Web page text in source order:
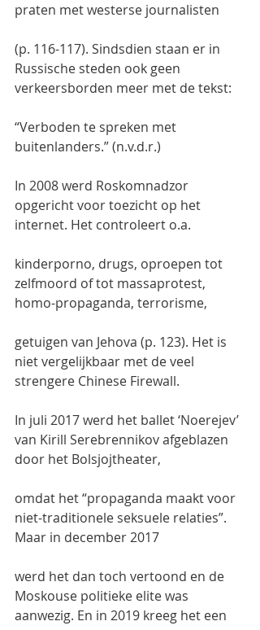
praten met westerse journalisten
(p. 116-117). Sindsdien staan er in
Russische steden ook geen
verkeersborden meer met de tekst:
“Verboden te spreken met
buitenlanders.” (n.v.d.r.)
In 2008 werd Roskomnadzor
opgericht voor toezicht op het
internet. Het controleert o.a.
kinderporno, drugs, oproepen tot
zelfmoord of tot massaprotest,
homo-propaganda, terrorisme,
getuigen van Jehova (p. 123). Het is
niet vergelijkbaar met de veel
strengere Chinese Firewall.
In juli 2017 werd het ballet ‘Noerejev’
van Kirill Serebrennikov afgeblazen
door het Bolsjojtheater,
omdat het “propaganda maakt voor
niet-traditionele seksuele relaties”.
Maar in december 2017
werd het dan toch vertoond en de
Moskouse politieke elite was
aanwezig. En in 2019 kreeg het een